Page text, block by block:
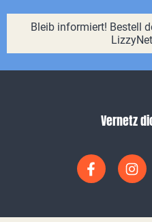
Bleib informiert! Bestell
Vernetz